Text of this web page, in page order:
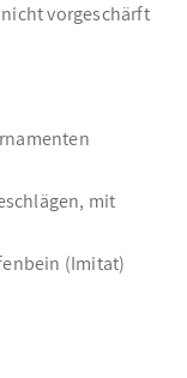
vorgeschärft
mit
(Imitat)